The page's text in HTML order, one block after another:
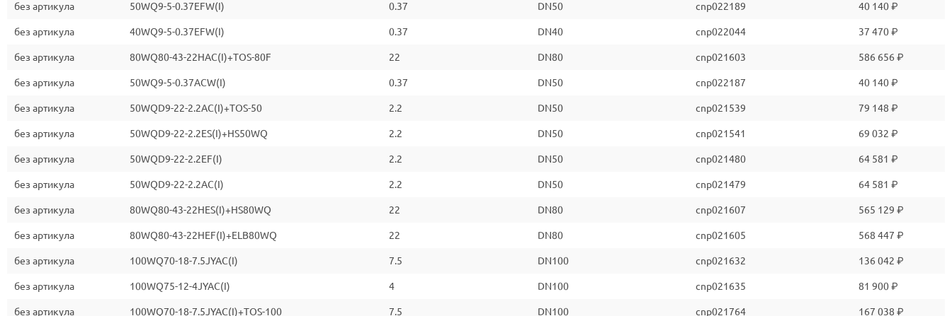
без артикула 50WQ9-5-0.37EFW(I) 0.37 DN50 cnp022189 40 140 ₽
без артикула 40WQ9-5-0.37EFW(I) 0.37 DN40 cnp022044 37 470 ₽
без артикула 80WQ80-43-22HAC(I)+TOS-80F 22 DN80 cnp021603 586 656 ₽
без артикула 50WQ9-5-0.37ACW(I) 0.37 DN50 cnp022187 40 140 ₽
без артикула 50WQD9-22-2.2AC(I)+TOS-50 2.2 DN50 cnp021539 79 148 ₽
без артикула 50WQD9-22-2.2ES(I)+HS50WQ 2.2 DN50 cnp021541 69 032 ₽
без артикула 50WQD9-22-2.2EF(I) 2.2 DN50 cnp021480 64 581 ₽
без артикула 50WQD9-22-2.2AC(I) 2.2 DN50 cnp021479 64 581 ₽
без артикула 80WQ80-43-22HES(I)+HS80WQ 22 DN80 cnp021607 565 129 ₽
без артикула 80WQ80-43-22HEF(I)+ELB80WQ 22 DN80 cnp021605 568 447 ₽
без артикула 100WQ70-18-7.5JYAC(I) 7.5 DN100 cnp021632 136 042 ₽
без артикула 100WQ75-12-4JYAC(I) 4 DN100 cnp021635 81 900 ₽
без артикула 100WQ70-18-7.5JYAC(I)+TOS-100 7.5 DN100 cnp021764 167 038 ₽